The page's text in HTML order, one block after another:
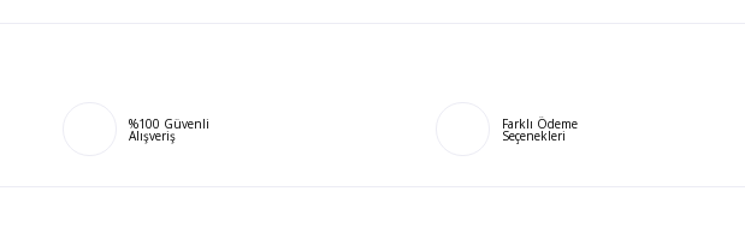
%100 Güvenli
Alışveriş
Farklı Ödeme
Seçenekleri